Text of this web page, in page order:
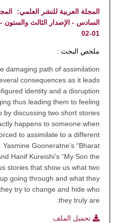
المجلة العربية للنشر العلمي:
01-02
ملخص البحث :
damaging path of assimilation
consequences as it leads
identity and a disruption
thus leading them to feeling
by discussing two short stories
happens to someone when
to assimilate to a different
Gooneratne’s “Bharat
Hanif Kureishi’s “My Son the
stories that show us what two
going through and what they
try to change and hide who
they truly are.
تحميل الملف